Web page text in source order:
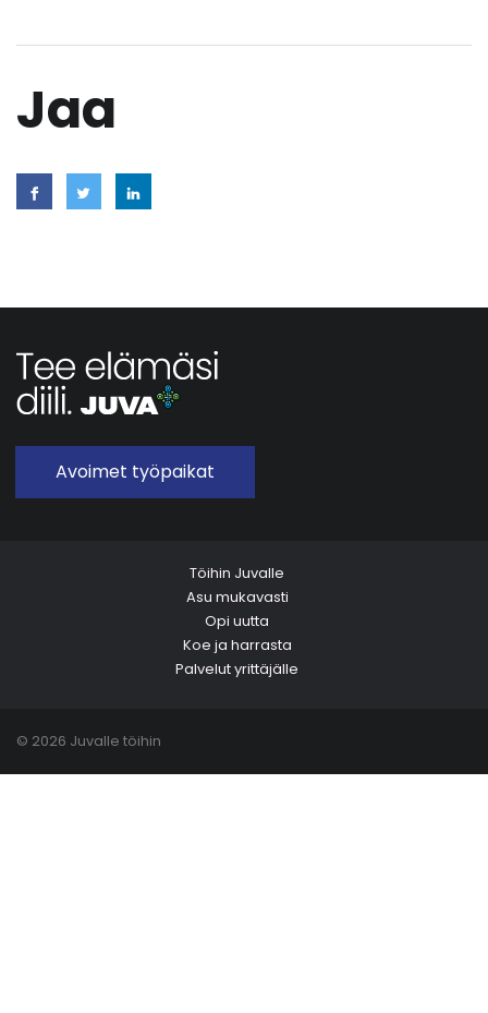
Jaa
Avoimet työpaikat
Töihin Juvalle
Asu mukavasti
Opi uutta
Koe ja harrasta
Palvelut yrittäjälle
© 2026 Juvalle töihin